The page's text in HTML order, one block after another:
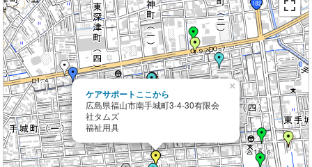
ケアサポートここから
広島県福山市南手城町3-4-30有限会
社タムズ
福祉用具
×